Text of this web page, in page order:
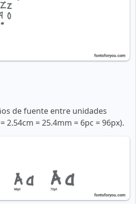
de fuente entre unidades
2.54cm = 25.4mm = 6pc = 96px).